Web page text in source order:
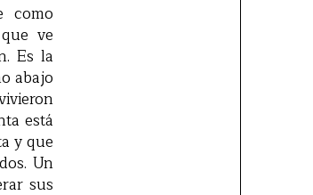
como
ve
Es la
abajo
está
y que
Un
sus